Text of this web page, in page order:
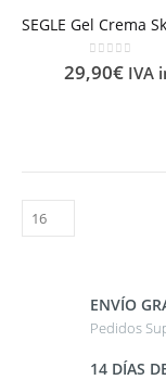
0out of 5
29,90€ IVA
ENVÍO
Pedidos
14 DÍAS